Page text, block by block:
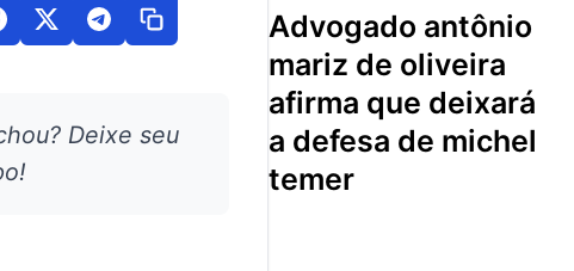
Deixe seu
advogado antônio
mariz de oliveira
afirma que deixará
a defesa de michel
temer